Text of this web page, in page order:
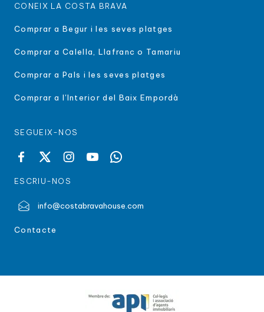
CONEIX LA COSTA BRAVA
Comprar a Begur i les seves platges
Comprar a Calella, Llafranc o Tamariu
Comprar a Pals i les seves platges
Comprar a l'Interior del Baix Empordà
SEGUEIX-NOS
ESCRIU-NOS
info@costabravahouse.com
Contacte